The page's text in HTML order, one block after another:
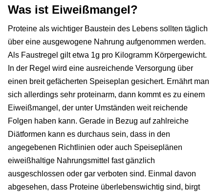
Was ist Eiweißmangel?
Proteine als wichtiger Baustein des Lebens sollten täglich
über eine ausgewogene Nahrung aufgenommen werden.
Als Faustregel gilt etwa 1g pro Kilogramm Körpergewicht.
In der Regel wird eine ausreichende Versorgung über
einen breit gefächerten Speiseplan gesichert. Ernährt man
sich allerdings sehr proteinarm, dann kommt es zu einem
Eiweißmangel, der unter Umständen weit reichende
Folgen haben kann. Gerade in Bezug auf zahlreiche
Diätformen kann es durchaus sein, dass in den
angegebenen Richtlinien oder auch Speiseplänen
eiweißhaltige Nahrungsmittel fast gänzlich
ausgeschlossen oder gar verboten sind. Einmal davon
abgesehen, dass Proteine überlebenswichtig sind, birgt